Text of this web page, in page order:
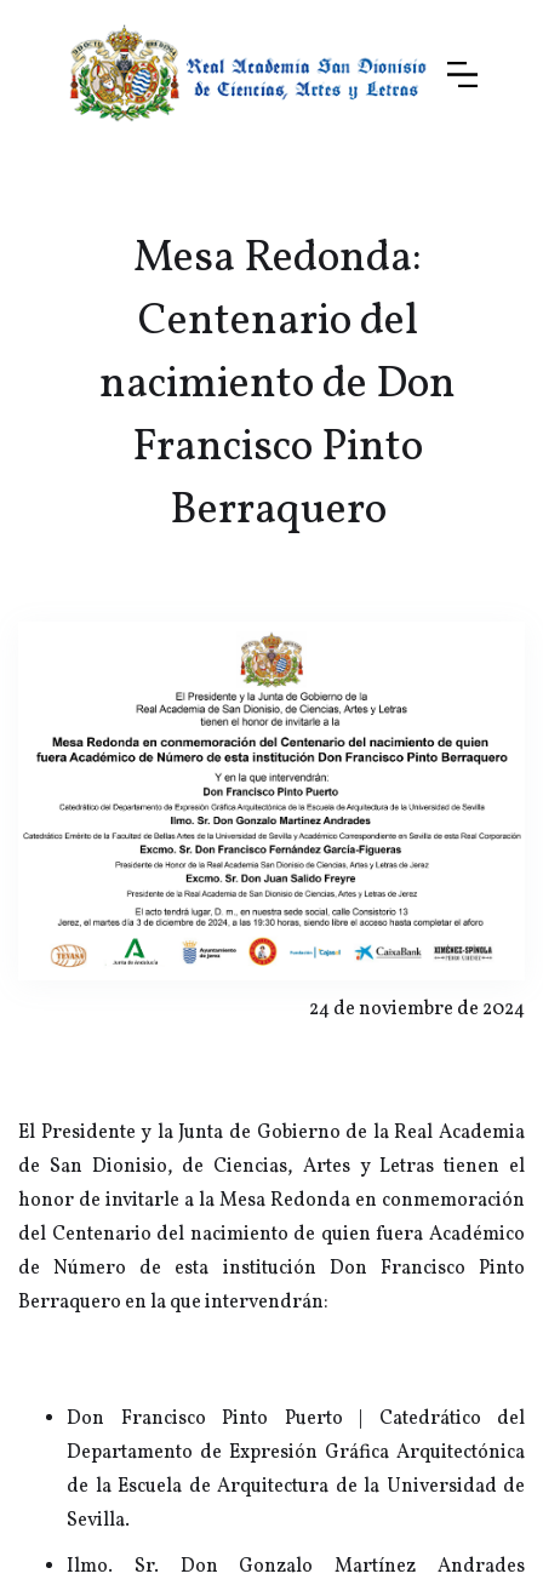
Mesa Redonda:
Centenario del
nacimiento de Don
Francisco Pinto
Berraquero
24 de noviembre de 2024
El Presidente y la Junta de Gobierno de la Real Academia
de San Dionisio, de Ciencias, Artes y Letras tienen el
honor de invitarle a la Mesa Redonda en conmemoración
del Centenario del nacimiento de quien fuera Académico
de Número de esta institución Don Francisco Pinto
Berraquero en la que intervendrán:
Don Francisco Pinto Puerto | Catedrático del
Departamento de Expresión Gráfica Arquitectónica
de la Escuela de Arquitectura de la Universidad de
Sevilla.
Ilmo. Sr. Don Gonzalo Martínez Andrades